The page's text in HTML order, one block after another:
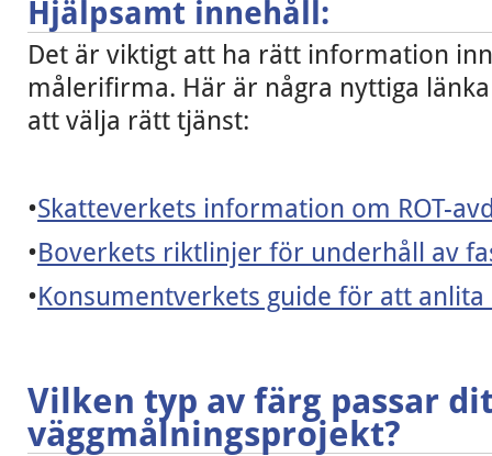
Hjälpsamt innehåll:
Det är viktigt att ha rätt information
målerifirma. Här är några nyttiga
att välja rätt tjänst:
•Skatteverkets information om ROT-
•Boverkets riktlinjer för underhåll av
•Konsumentverkets guide för att
Vilken typ av färg passar
väggmålningsprojekt?